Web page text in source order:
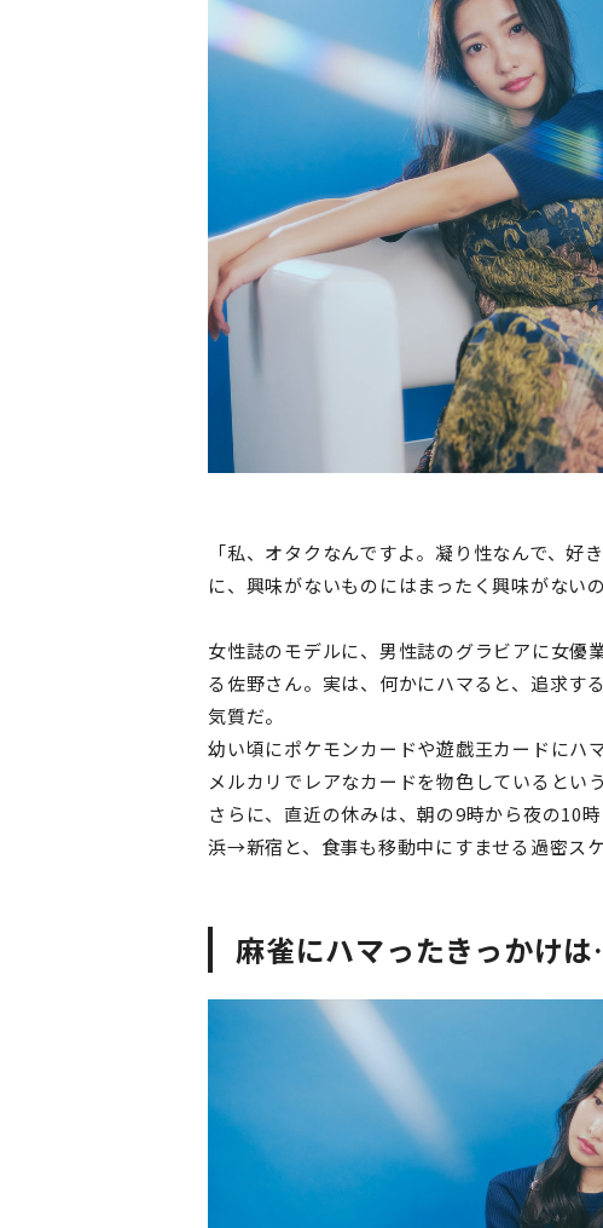
「私、オタクなんですよ。凝り性なんで、
に、興味がないものにはまったく興味がない
女性誌のモデルに、男性誌のグラビアに女
る佐野さん。実は、何かにハマると、追求す
気質だ。
幼い頃にポケモンカードや遊戯王カードにハ
メルカリでレアなカードを物色しているという
さらに、直近の休みは、朝の9時から夜の10
浜→新宿と、食事も移動中にすませる過密ス
麻雀にハマったきっかけ